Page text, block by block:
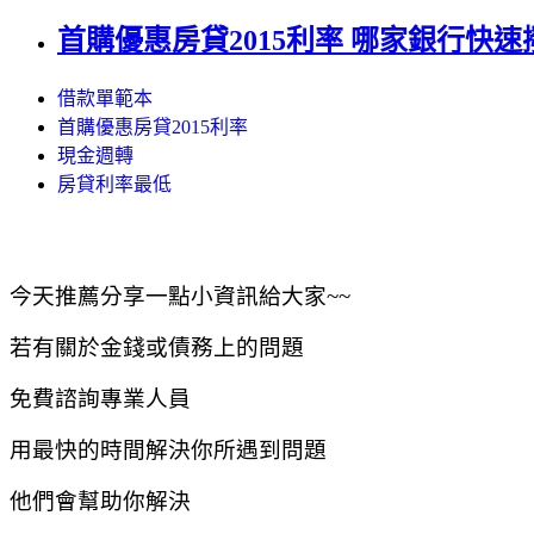
首購優惠房貸2015利率 哪家銀行快速
借款單範本
首購優惠房貸2015利率
現金週轉
房貸利率最低
今天推薦分享一點小資訊給大家~~
若有關於金錢或債務上的問題
免費諮詢專業人員
用最快的時間解決你所遇到問題
他們會幫助你解決